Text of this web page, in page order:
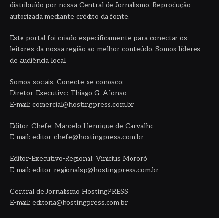
distribuído por nossa Central de Jornalismo. Reprodução
autorizada mediante crédito da fonte.
Este portal foi criado especificamente para conectar os
leitores da nossa região ao melhor conteúdo. Somos líderes
de audiência local.
Somos sociais. Conecte-se conosco:
Diretor-Executivo: Thiago G. Afonso
E-mail: comercial@hostingpress.com.br
Editor-Chefe: Marcelo Henrique de Carvalho
E-mail: editor-chefe@hostingpress.com.br
Editor-Executivo-Regional: Vinicius Mororó
E-mail: editor-regionalsp@hostingpress.com.br
Central de Jornalismo HostingPRESS
E-mail: editoria@hostingpress.com.br